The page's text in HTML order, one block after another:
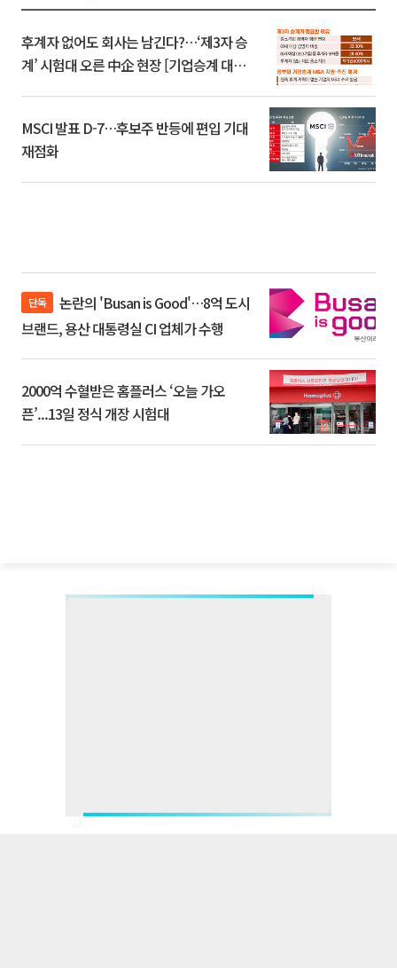
후계자 없어도 회사는 남긴다?…‘제3자 승
계’ 시험대 오른 中企 현장 [기업승계 대전
MSCI 발표 D-7…후보주 반등에 편입 기대
재점화
단독
브랜드, 용산 대통령실 CI 업체가 수행
2000억 수혈받은 홈플러스 ‘오늘 가오
픈’...13일 정식 개장 시험대